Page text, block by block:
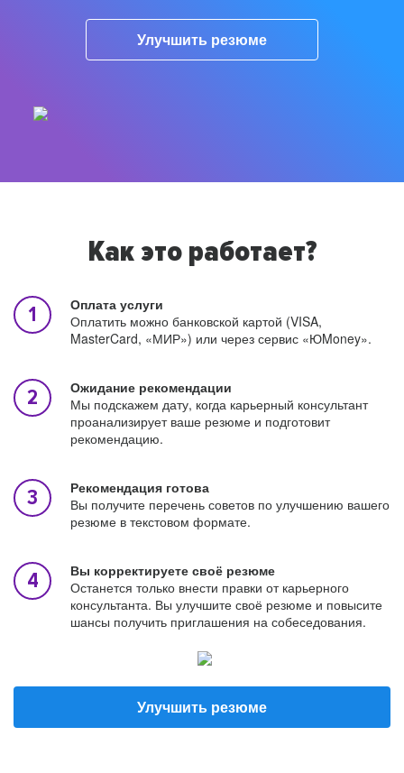
Улучшить резюме
Как это работает?
Оплата услуги
Оплатить можно банковской картой (VISA,
MasterCard, «МИР») или через сервис «ЮMoney».
Ожидание рекомендации
Мы подскажем дату, когда карьерный консультант
проанализирует ваше резюме и подготовит
рекомендацию.
Рекомендация готова
Вы получите перечень советов по улучшению вашего
резюме в текстовом формате.
Вы корректируете своё резюме
Останется только внести правки от карьерного
консультанта. Вы улучшите своё резюме и повысите
шансы получить приглашения на собеседования.
Улучшить резюме